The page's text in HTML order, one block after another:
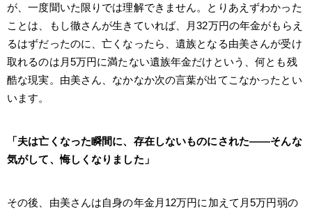
が、一度聞いた限りでは理解できません。とりあえずわかった
ことは、もし徹さんが生きていれば、月32万円の年金がもらえ
るはずだったのに、亡くなったら、遺族となる由美さんが受け
取れるのは月5万円に満たない遺族年金だけという、何とも残
酷な現実。由美さん、なかなか次の言葉が出てこなかったとい
います。
「夫は亡くなった瞬間に、存在しないものにされた――そんな
気がして、悔しくなりました」
その後、由美さんは自身の年金月12万円に加えて月5万円弱の